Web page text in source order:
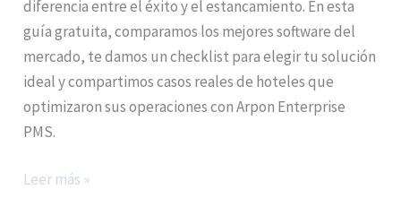
diferencia entre el éxito y el estancamiento. En esta
guía gratuita, comparamos los mejores software del
mercado, te damos un checklist para elegir tu solución
ideal y compartimos casos reales de hoteles que
optimizaron sus operaciones con Arpon Enterprise
PMS.
Leer más »